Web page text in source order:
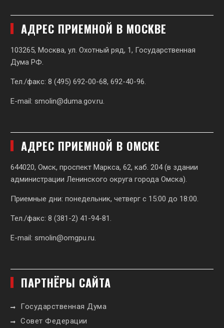
АДРЕС ПРИЕМНОЙ В МОСКВЕ
103265, Москва, ул. Охотный ряд, 1, Государственная
Дума РФ.
Тел./факс: 8 (495) 692-00-68, 692-40-96.
E-mail: smolin@duma.gov.ru
АДРЕС ПРИЕМНОЙ В ОМСКЕ
644020, Омск, проспект Маркса, 62, каб. 204 (в здании
администрации Ленинского округа города Омска).
Приемные дни: понедельник, четверг с 15:00 до 18:00.
Тел./факс: 8 (381-2) 41-94-81.
E-mail: smolin@omgpu.ru
ПАРТНЁРЫ САЙТА
Государственная Дума
Совет Федерации